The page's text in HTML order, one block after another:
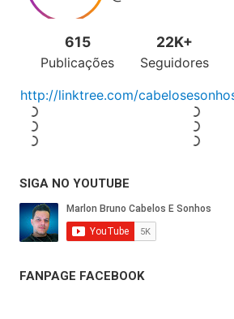
SIGA NO YOUTUBE
FANPAGE FACEBOOK